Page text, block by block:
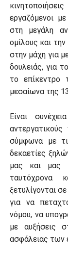
εργαζόμενοι
στη μεγάλη
ομίλους και
στην μάχη για
δουλειάς, για
το επίκεντρο
μεσαίωνα της
Είναι
σύμφωνα με
δεκαετίες
μας και μας
ξετυλίγονται
για να
νόμου, να
με αυξήσεις
ασφάλειας των